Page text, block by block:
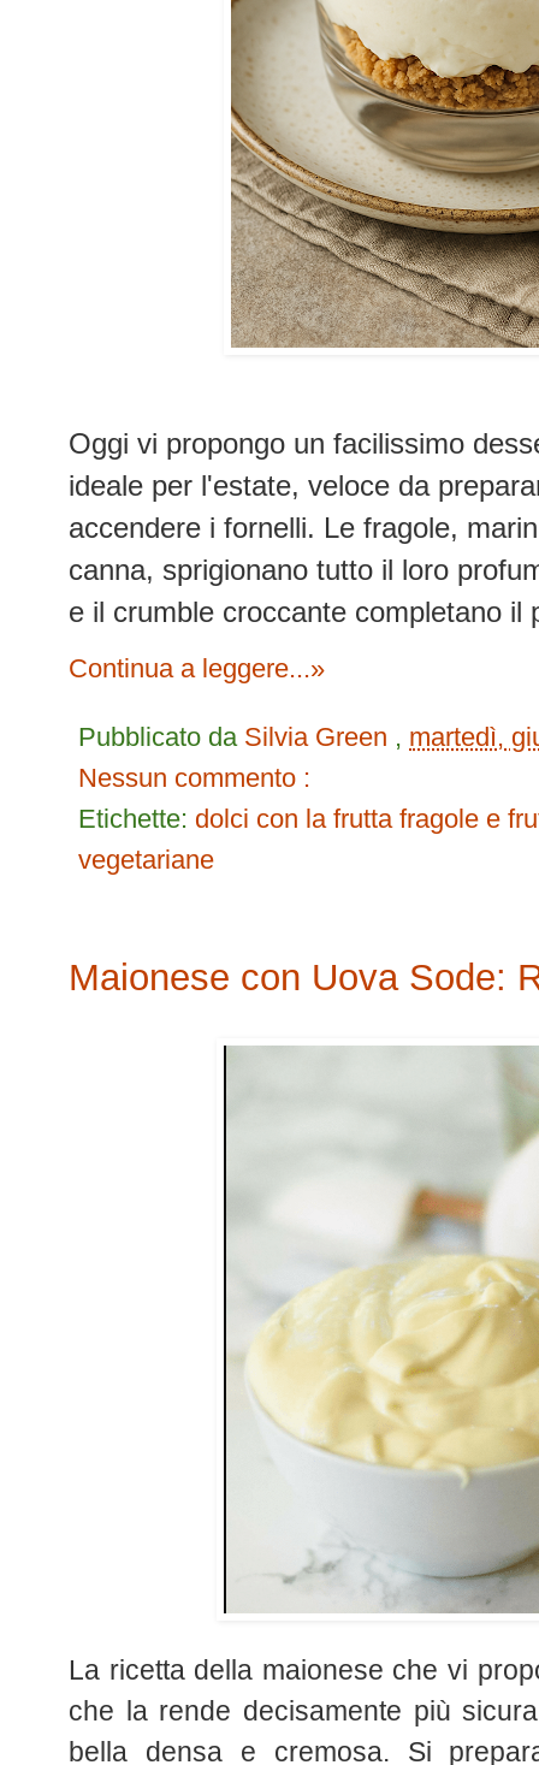
Oggi vi propongo un facilissimo
ideale per l'estate, veloce da
accendere i fornelli. Le fragole,
canna, sprigionano tutto il loro
e il crumble croccante completano il
Continua a leggere...»
Pubblicato da Silvia Green , martedì,
Nessun commento :
Etichette: dolci con la frutta fragole e
vegetariane
Maionese con Uova Sode:
La ricetta della maionese che vi
che la rende decisamente più
bella densa e cremosa. Si